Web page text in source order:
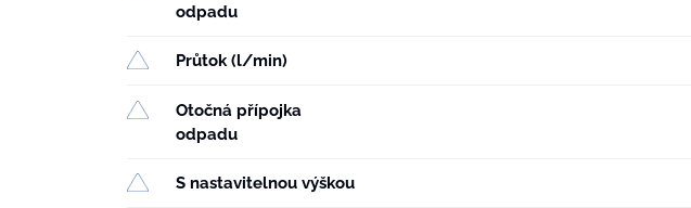
odpadu
Průtok (l/min)
Otočná přípojka
odpadu
S nastavitelnou výškou